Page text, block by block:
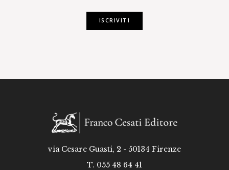
ISCRIVITI
via Cesare Guasti, 2 - 50134 Firenze
T. 055 48 64 41